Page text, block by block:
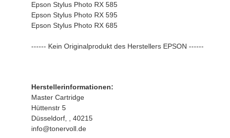
Epson Stylus Photo RX 585
Epson Stylus Photo RX 595
Epson Stylus Photo RX 685
------ Kein Originalprodukt des Herstellers EPSON ------
Herstellerinformationen:
Master Cartridge
Hüttenstr 5
Düsseldorf, , 40215
info@tonervoll.de